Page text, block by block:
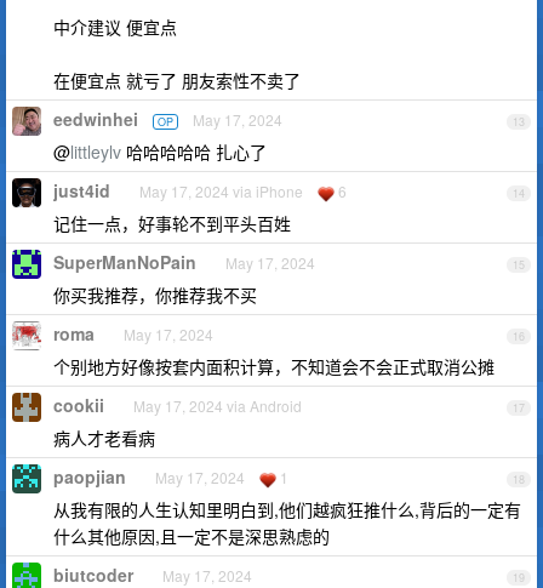
中介建议 便宜点
在便宜点 就亏了 朋友索性不卖了
13
eedwinhei OP May 17, 2024
@littleylv 哈哈哈哈哈 扎心了
14
just4id May 17, 2024 via iPhone 6
记住一点，好事轮不到平头百姓
15
SuperManNoPain May 17, 2024
你买我推荐，你推荐我不买
16
roma May 17, 2024
个别地方好像按套内面积计算，不知道会不会正式取消公摊
17
cookii May 17, 2024 via Android
病人才老看病
18
paopjian May 17, 2024 1
从我有限的人生认知里明白到,他们越疯狂推什么,背后的一定有
什么其他原因,且一定不是深思熟虑的
19
biutcoder May 17, 2024